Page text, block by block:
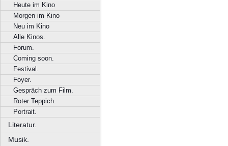
Heute im Kino
Morgen im Kino
Neu im Kino
Alle Kinos.
Forum.
Coming soon.
Festival.
Foyer.
Gespräch zum Film.
Roter Teppich.
Portrait.
Literatur.
Musik.